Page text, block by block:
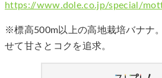
https://www.dole.co.jp/special/
※標高500m以上の高地栽培バナナ
せて甘さとコクを追求。